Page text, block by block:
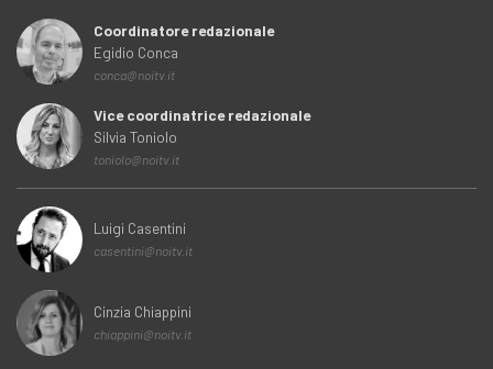
Coordinatore redazionale
Egidio Conca
conca@noitv.it
Vice coordinatrice redazionale
Silvia Toniolo
toniolo@noitv.it
Luigi Casentini
casentini@noitv.it
Cinzia Chiappini
chiappini@noitv.it